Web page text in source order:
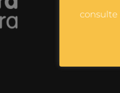
consulte